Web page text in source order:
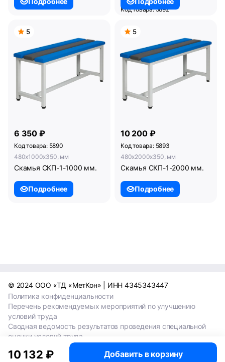
10 132 ₽ Добавить в корзину
Код товара: 5892
Скамья СКП-1-1500 мм.
5
6 350 ₽
Код товара: 5890
480x1000x350, мм
Скамья СКП-1-1000 мм.
Подробнее
5
10 200 ₽
Код товара: 5893
480x2000x350, мм
Скамья СКП-1-2000 мм.
Подробнее
© 2024 ООО «ТД «МетКон» | ИНН 4345343447
Политика конфиденциальности
Перечень рекомендуемых мероприятий по улучшению
условий труда
Сводная ведомость результатов проведения специальной
оценки условий труда
Сводная ведомость результатов проведения специальной
оценки условий труда 2024